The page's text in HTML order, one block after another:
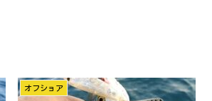
オフショア